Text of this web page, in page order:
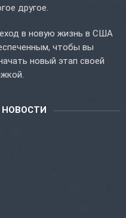
другое.
в новую жизнь в США
чтобы вы
новый этап своей
НОВОСТИ